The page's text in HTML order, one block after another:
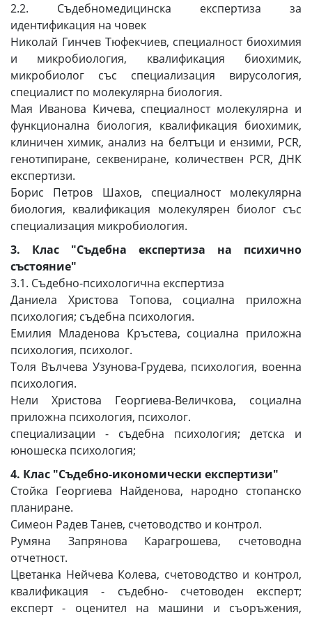
2.2. Съдебномедицинска експертиза за
идентификация на човек
Николай Гинчев Тюфекчиев, специалност биохимия
и микробиология, квалификация биохимик,
микробиолог със специализация вирусология,
специалист по молекулярна биология.
Мая Иванова Кичева, специалност молекулярна и
функционална биология, квалификация биохимик,
клиничен химик, анализ на белтъци и ензими, PCR,
генотипиране, секвениране, количествен PCR, ДНК
експертизи.
Борис Петров Шахов, специалност молекулярна
биология, квалификация молекулярен биолог със
специализация микробиология.
3. Клас "Съдебна експертиза на психично
състояние"
3.1. Съдебно-психологична експертиза
Даниела Христова Топова, социална приложна
психология; съдебна психология.
Емилия Младенова Кръстева, социална приложна
психология, психолог.
Толя Вълчева Узунова-Грудева, психология, военна
психология.
Нели Христова Георгиева-Величкова, социална
приложна психология, психолог.
специализации - съдебна психология; детска и
юношеска психология;
4. Клас "Съдебно-икономически експертизи"
Стойка Георгиева Найденова, народно стопанско
планиране.
Симеон Радев Танев, счетоводство и контрол.
Румяна Запрянова Карагрошева, счетоводна
отчетност.
Цветанка Нейчева Колева, счетоводство и контрол,
квалификация - съдебно- счетоводен експерт;
експерт - оценител на машини и съоръжения,